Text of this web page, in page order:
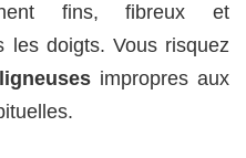
fins, fibreux et
les doigts. Vous risquez
impropres aux